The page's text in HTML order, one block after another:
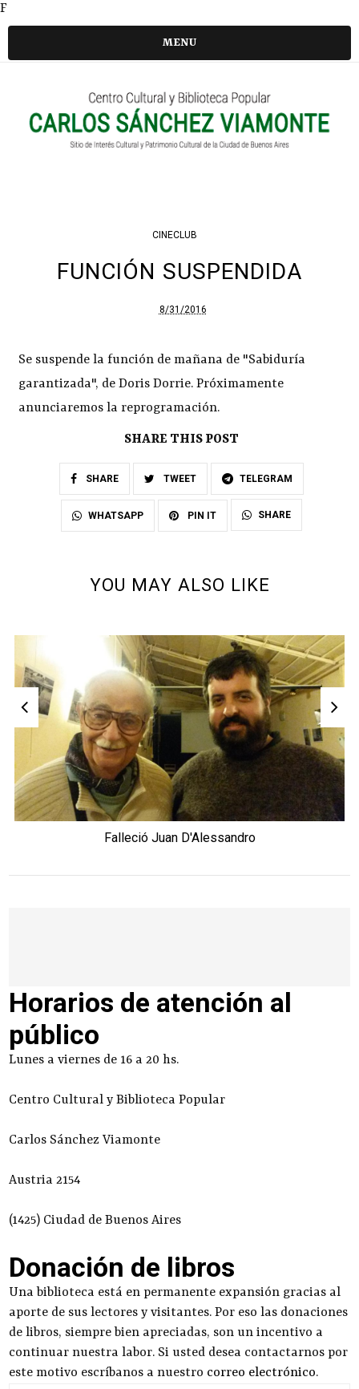
F
MENU
CINECLUB
FUNCIÓN SUSPENDIDA
8/31/2016
Se suspende la función de mañana de "Sabiduría
garantizada", de Doris Dorrie. Próximamente
anunciaremos la reprogramación.
SHARE THIS POST
SHARE TWEET TELEGRAM
WHATSAPP PIN IT SHARE
YOU MAY ALSO LIKE
Falleció Juan D'Alessandro
Horarios de atención al
público
Lunes a viernes de 16 a 20 hs.
Centro Cultural y Biblioteca Popular
Carlos Sánchez Viamonte
Austria 2154
(1425) Ciudad de Buenos Aires
Donación de libros
Una biblioteca está en permanente expansión gracias al
aporte de sus lectores y visitantes. Por eso las donaciones
de libros, siempre bien apreciadas, son un incentivo a
continuar nuestra labor. Si usted desea contactarnos por
este motivo escríbanos a nuestro correo electrónico.